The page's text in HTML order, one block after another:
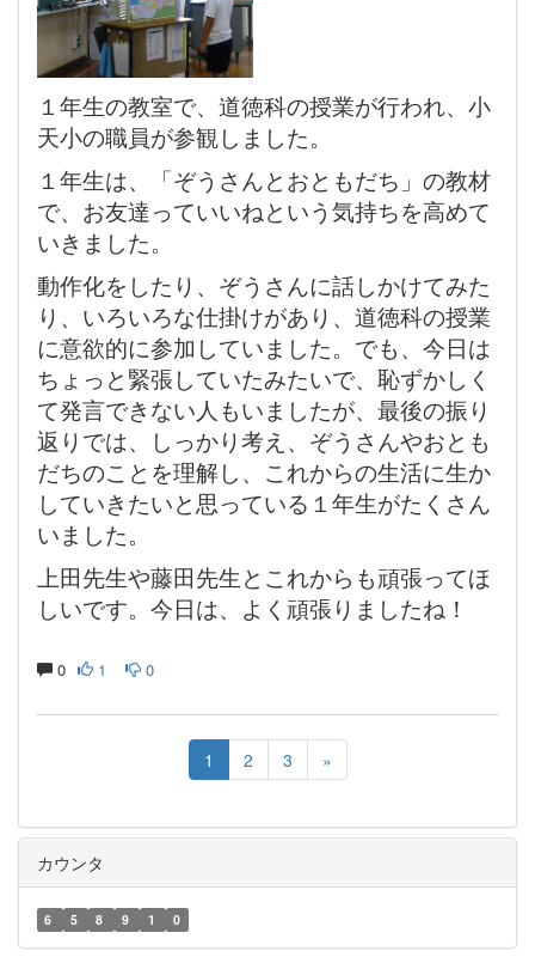
１年生の教室で、道徳科の授業が行われ、小
天小の職員が参観しました。
１年生は、「ぞうさんとおともだち」の教材
で、お友達っていいねという気持ちを高めて
いきました。
動作化をしたり、ぞうさんに話しかけてみた
り、いろいろな仕掛けがあり、道徳科の授業
に意欲的に参加していました。でも、今日は
ちょっと緊張していたみたいで、恥ずかしく
て発言できない人もいましたが、最後の振り
返りでは、しっかり考え、ぞうさんやおとも
だちのことを理解し、これからの生活に生か
していきたいと思っている１年生がたくさん
いました。
上田先生や藤田先生とこれからも頑張ってほ
しいです。今日は、よく頑張りましたね！
0 1 0
1 2 3 »
カウンタ
6 5 8 9 1 0